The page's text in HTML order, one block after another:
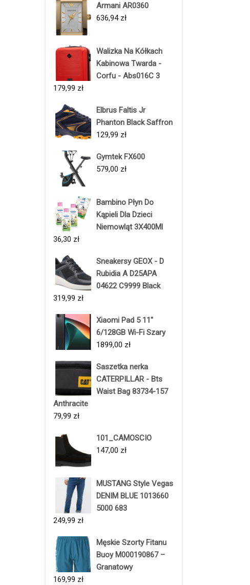
Armani AR0360
636,94 zł
Walizka Na Kółkach
Kabinowa Twarda -
Corfu - Abs016C 3
179,99 zł
Elbrus Faltis Jr
Phanton Black Saffron
129,99 zł
Gymtek FX600
579,00 zł
Bambino Płyn Do
Kąpieli Dla Dzieci
Niemowląt 3X400Ml
36,30 zł
Sneakersy GEOX - D
Rubidia A D25APA
04622 C9999 Black
319,99 zł
Xiaomi Pad 5 11"
6/128GB Wi-Fi Szary
1899,00 zł
Saszetka nerka
CATERPILLAR - Bts
Waist Bag 83734-157
Anthracite
79,99 zł
101_CAMOSCIO
147,00 zł
MUSTANG Style Vegas
DENIM BLUE 1013660
5000 683
249,99 zł
Męskie Szorty Fitanu
Buoy M000190867 –
Granatowy
169,99 zł